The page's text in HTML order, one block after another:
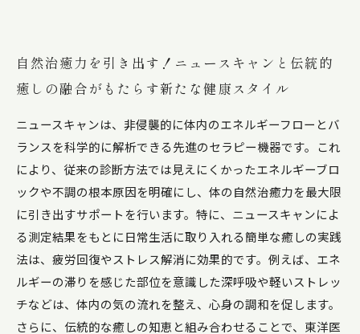
自然治癒力を引き出す！ニュースキャンと伝統的
癒しの融合がもたらす新たな健康スタイル
ニュースキャンは、非侵襲的に体内のエネルギーフローとバ
ランスを科学的に解析できる先進のセラピー機器です。これ
により、従来の診断方法では見えにくかったエネルギーブロ
ックや不調の根本原因を明確にし、体の自然治癒力を最大限
に引き出すサポートを行います。特に、ニュースキャンによ
る測定結果をもとに日常生活に取り入れる簡単な癒しの実践
法は、疲労回復やストレス解消に効果的です。例えば、エネ
ルギーの滞りを感じた部位を意識した深呼吸や軽いストレッ
チなどは、体内の気の流れを整え、心身の調和を促します。
さらに、伝統的な癒しの知恵と組み合わせることで、東洋医